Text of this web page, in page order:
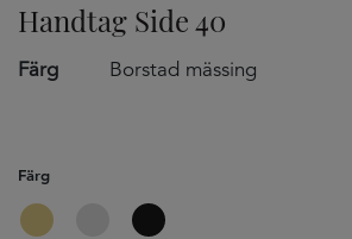
Handtag Side 40
Färg Borstad mässing
Färg